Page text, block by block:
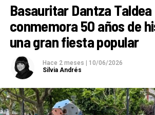
Basauritar Dantza Taldea
conmemora 50 años de
una gran fiesta popular
Hace 2 meses
10/06/2026
Silvia Andrés